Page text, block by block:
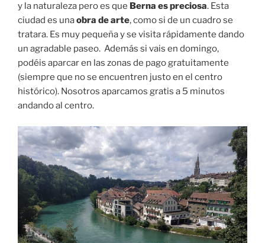
y la naturaleza pero es que Berna es preciosa. Esta
ciudad es unaobra de arte, como si de un cuadro se
tratara. Es muy pequeña y se visita rápidamente dando
un agradable paseo. Además si vais en domingo,
podéis aparcar en las zonas de pago gratuitamente
(siempre que no se encuentren justo en el centro
histórico). Nosotros aparcamos gratis a 5 minutos
andando al centro.